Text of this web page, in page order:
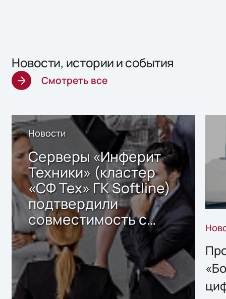
Новости, истории и события
Смотреть все
Новости
Серверы «Инферит
Техники» (кластер
«СФ Тех» ГК Softline)
подтвердили
совместимость с
решением Sharx
Storage 2.x для
хранения данных